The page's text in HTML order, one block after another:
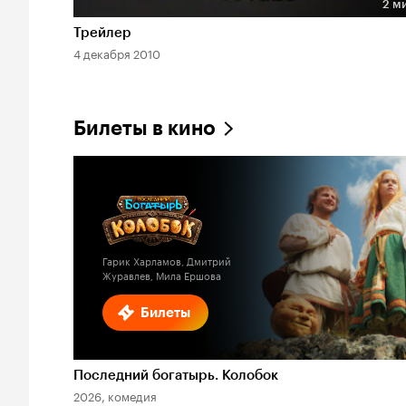
Длительность 2 мин
2
Трейлер
4 декабря 2010
Билеты в кино
Билеты
Гарик Харламов, Дмитрий
Журавлев, Мила Ершова
Последний богатырь. Колобок
2026, комедия